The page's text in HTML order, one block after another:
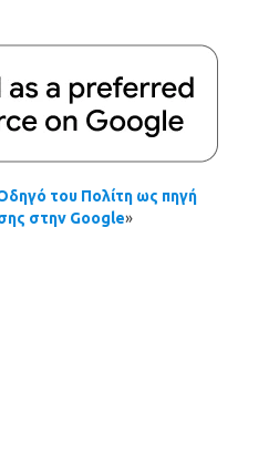
του Πολίτη ως πηγή
στην Google»